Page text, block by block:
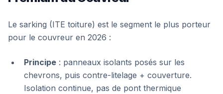
Le sarking (ITE toiture) est le segment le plus porteur
pour le couvreur en 2026 :
Principe : panneaux isolants posés sur les
chevrons, puis contre-litelage + couverture.
Isolation continue, pas de pont thermique